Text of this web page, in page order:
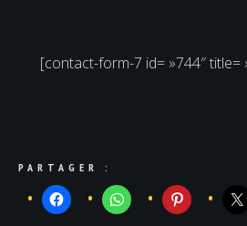
[contact-form-7 id= »744″ title=
PARTAGER :